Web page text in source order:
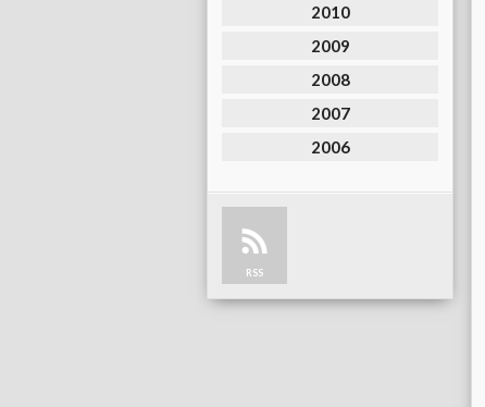
2010
2009
2008
2007
2006
RSS